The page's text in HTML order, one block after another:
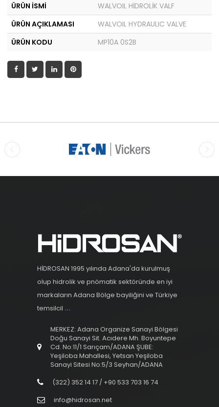
ÜRÜN İSMİ
WALVOIL HİDROLİK VALF
ÜRÜN AÇIKLAMASI
WALVOIL HYDRAULIC VALVE
ÜRÜN KODU
MP10A 0S2B
HİDROSAN 1995 yılında Adana'da kurulmuş
olup hidrolik ve pnömatik sektöründe en iyi
markaların Adana Bölge bayiliğini ve Türkiye
temsilcil ...
MERKEZ: Adana Organize Sanayi Bölgesi
Doğu Sanayi Sit. Acıdere Mh. Boyuntepe
Cd. No:11/1 Sarıçam/ADANA ŞUBE:
Yeşiloba Mahallesi, Yetsan Yeşiloba
Sanayi Sitesi No:5/3 Seyhan/ADANA
(322) 352 14 17 / +90 533 703 16 74
info@hidrosan.net